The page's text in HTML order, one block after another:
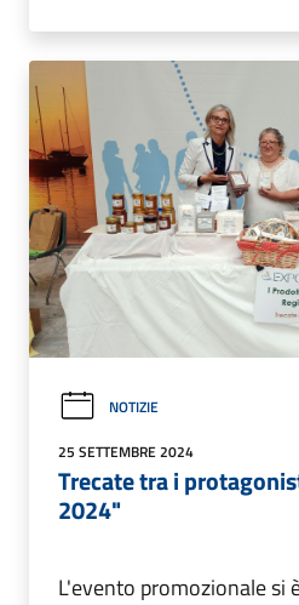
NOTIZIE
25 SETTEMBRE 2024
Trecate tra i
2024"
L'evento promozionale si